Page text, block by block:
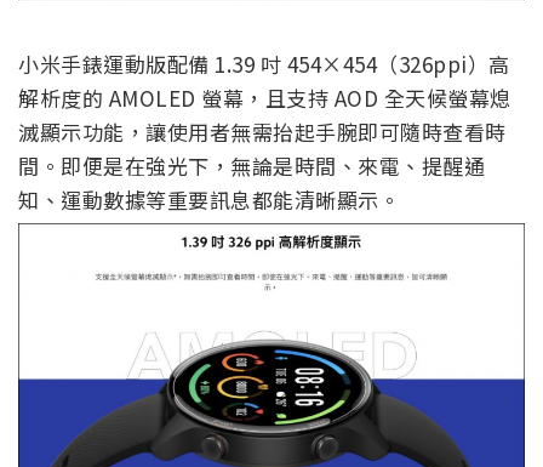
小米手錶運動版配備 1.39 吋 454×454（326ppi）高
解析度的 AMOLED 螢幕，且支持 AOD 全天候螢幕熄
滅顯示功能，讓使用者無需抬起手腕即可隨時查看時
間。即便是在強光下，無論是時間、來電、提醒通
知、運動數據等重要訊息都能清晰顯示。